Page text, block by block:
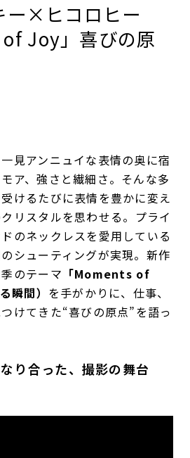
ー×ヒコロヒー
of Joy」喜びの原
見アンニュイな表情の奥に宿
ア、強さと繊細さ。そんな多
けるたびに表情を豊かに変え
リスタルを思わせる。プライ
のネックレスを愛用している
シューティングが実現。新作
のテーマ 「Moments of
瞬間） を手がかりに、仕事、
けてきた“喜びの原点”を語っ
り合った、撮影の舞台